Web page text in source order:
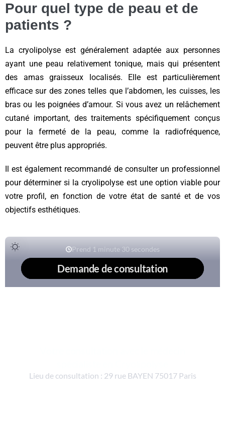
Pour quel type de peau et de
patients ?
La cryolipolyse est généralement adaptée aux personnes
ayant une peau relativement tonique, mais qui présentent
des amas graisseux localisés. Elle est particulièrement
efficace sur des zones telles que l’abdomen, les cuisses, les
bras ou les poignées d’amour. Si vous avez un relâchement
cutané important, des traitements spécifiquement conçus
pour la fermeté de la peau, comme la radiofréquence,
peuvent être plus appropriés.
Il est également recommandé de consulter un professionnel
pour déterminer si la cryolipolyse est une option viable pour
votre profil, en fonction de votre état de santé et de vos
objectifs esthétiques.